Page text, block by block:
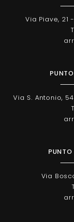
Via Piave, 21
Via S. Antonio,
Via